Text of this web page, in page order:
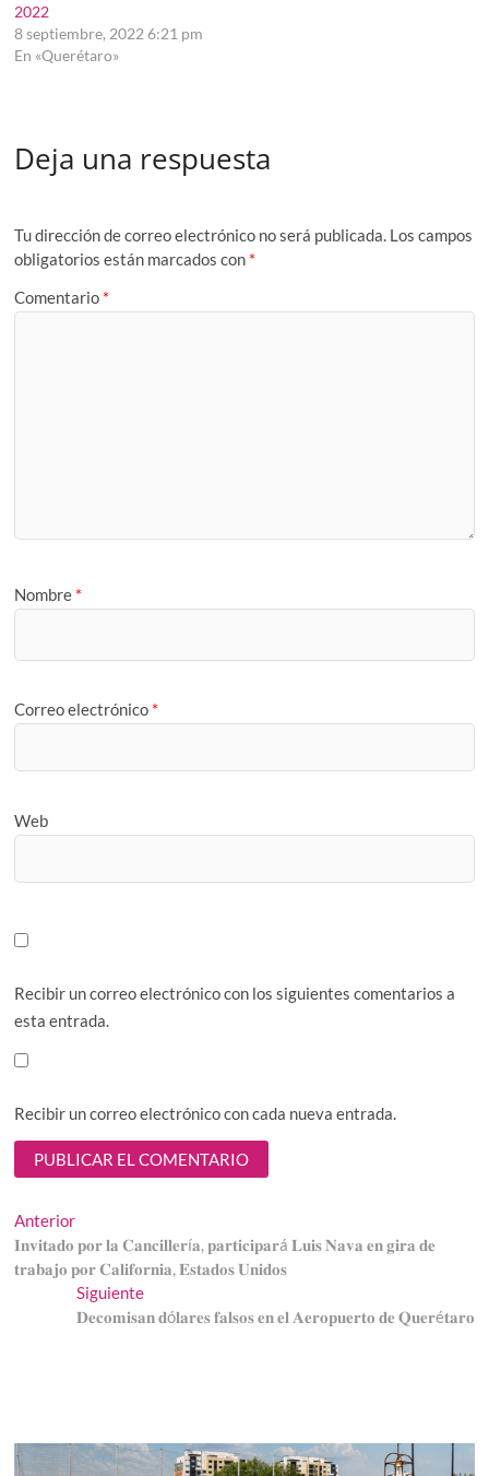
2022
8 septiembre, 2022 6:21 pm
En «Querétaro»
Deja una respuesta
Tu dirección de correo electrónico no será publicada. Los campos
obligatorios están marcados con *
Comentario *
Nombre *
Correo electrónico *
Web
Recibir un correo electrónico con los siguientes comentarios a
esta entrada.
Recibir un correo electrónico con cada nueva entrada.
Navegación
de
entradas
AnteriorEntrada
anterior:
𝐈𝐧𝐯𝐢𝐭𝐚𝐝𝐨 𝐩𝐨𝐫 𝐥𝐚 𝐂𝐚𝐧𝐜𝐢𝐥𝐥𝐞𝐫í𝐚, 𝐩𝐚𝐫𝐭𝐢𝐜𝐢𝐩𝐚𝐫á 𝐋𝐮𝐢𝐬 𝐍𝐚𝐯𝐚 𝐞𝐧 𝐠𝐢𝐫𝐚 𝐝𝐞
𝐭𝐫𝐚𝐛𝐚𝐣𝐨 𝐩𝐨𝐫 𝐂𝐚𝐥𝐢𝐟𝐨𝐫𝐧𝐢𝐚, 𝐄𝐬𝐭𝐚𝐝𝐨𝐬 𝐔𝐧𝐢𝐝𝐨𝐬
SiguienteEntrada
siguiente:
𝐃𝐞𝐜𝐨𝐦𝐢𝐬𝐚𝐧 𝐝ó𝐥𝐚𝐫𝐞𝐬 𝐟𝐚𝐥𝐬𝐨𝐬 𝐞𝐧 𝐞𝐥 𝐀𝐞𝐫𝐨𝐩𝐮𝐞𝐫𝐭𝐨 𝐝𝐞 𝐐𝐮𝐞𝐫é𝐭𝐚𝐫𝐨